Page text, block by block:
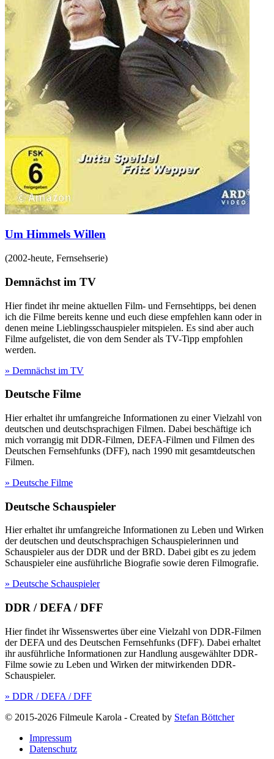
Um Himmels Willen
(2002-heute, Fernsehserie)
Demnächst im TV
Hier findet ihr meine aktuellen Film- und Fernsehtipps, bei denen
ich die Filme bereits kenne und euch diese empfehlen kann oder in
denen meine Lieblingsschauspieler mitspielen. Es sind aber auch
Filme aufgelistet, die von dem Sender als TV-Tipp empfohlen
werden.
» Demnächst im TV
Deutsche Filme
Hier erhaltet ihr umfangreiche Informationen zu einer Vielzahl von
deutschen und deutschsprachigen Filmen. Dabei beschäftige ich
mich vorrangig mit DDR-Filmen, DEFA-Filmen und Filmen des
Deutschen Fernsehfunks (DFF), nach 1990 mit gesamtdeutschen
Filmen.
» Deutsche Filme
Deutsche Schauspieler
Hier erhaltet ihr umfangreiche Informationen zu Leben und Wirken
der deutschen und deutschsprachigen Schauspielerinnen und
Schauspieler aus der DDR und der BRD. Dabei gibt es zu jedem
Schauspieler eine ausführliche Biografie sowie deren Filmografie.
» Deutsche Schauspieler
DDR / DEFA / DFF
Hier findet ihr Wissenswertes über eine Vielzahl von DDR-Filmen
der DEFA und des Deutschen Fernsehfunks (DFF). Dabei erhaltet
ihr ausführliche Informationen zur Handlung ausgewählter DDR-
Filme sowie zu Leben und Wirken der mitwirkenden DDR-
Schauspieler.
» DDR / DEFA / DFF
© 2015-2026 Filmeule Karola - Created by Stefan Böttcher
Impressum
Datenschutz